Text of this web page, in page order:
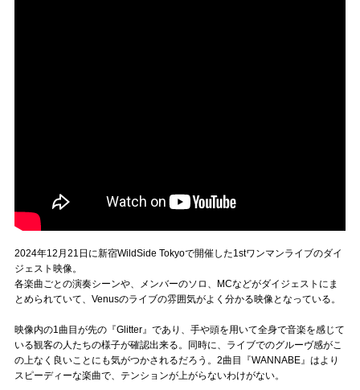
2024年12月21日に新宿WildSide Tokyoで開催した1stワンマンライブのダイ
ジェスト映像。
各楽曲ごとの演奏シーンや、メンバーのソロ、MCなどがダイジェストにま
とめられていて、Venusのライブの雰囲気がよく分かる映像となっている。
映像内の1曲目が先の『Glitter』であり、手や頭を用いて全身で音楽を感じて
いる観客の人たちの様子が確認出来る。同時に、ライブでのグルーヴ感がこ
の上なく良いことにも気がつかされるだろう。2曲目『WANNABE』はより
スピーディーな楽曲で、テンションが上がらないわけがない。